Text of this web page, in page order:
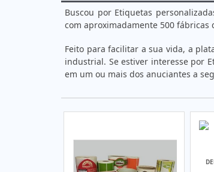
Buscou por Etiquetas
com aproximadamente 500 fábricas
Feito para facilitar a sua vida, a
industrial. Se estiver interesse por
em um ou mais dos anuciantes a